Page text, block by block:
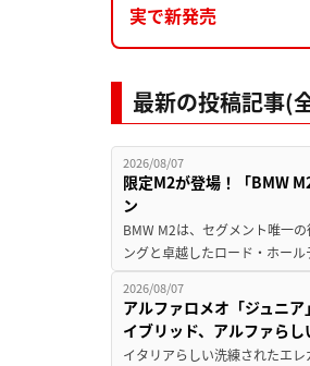
実で新発売
最新の投稿記事(
2026/08/07
限定M2が登場！「BMW
ン
BMW M2は、セグメント唯一
ングと卓越したロード・ホー
2026/08/07
アルファロメオ「ジュニ
イブリッド、アルファらし
イタリアらしい洗練されたエ